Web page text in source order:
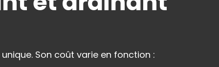
Son coût varie en fonction :